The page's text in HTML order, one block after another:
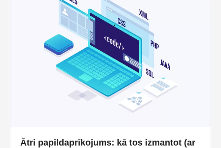
Ātri papildaprīkojums: kā tos izmantot (ar